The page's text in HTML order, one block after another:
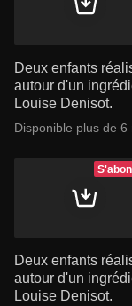
Deux enfants
autour d'un
Louise Denisot.
Disponible plus de 6
Deux enfants
autour d'un
Louise Denisot.